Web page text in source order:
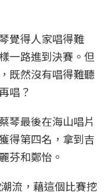
覺得人家唱得難
一路進到決賽。但
既然沒有唱得難聽
唱？
琴最後在海山唱片
得第四名，拿到吉
芬和鄭怡。
流，藉這個比賽挖